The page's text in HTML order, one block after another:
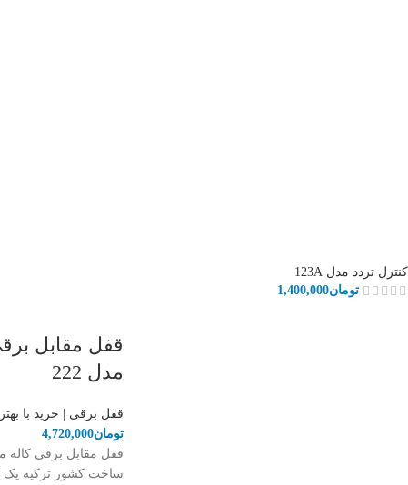
کنترل تردد مدل 123A
تومان1,400,000
قفل مقابل
مدل 222
قفل برقی | خرید با
تومان4,720,000
ساخت کشور ترکیه یک